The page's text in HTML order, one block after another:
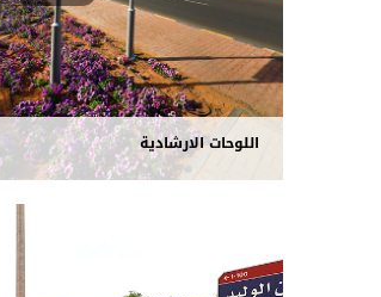
اللوحات الارشادية